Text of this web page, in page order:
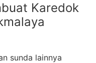
Karedok
sunda lainnya